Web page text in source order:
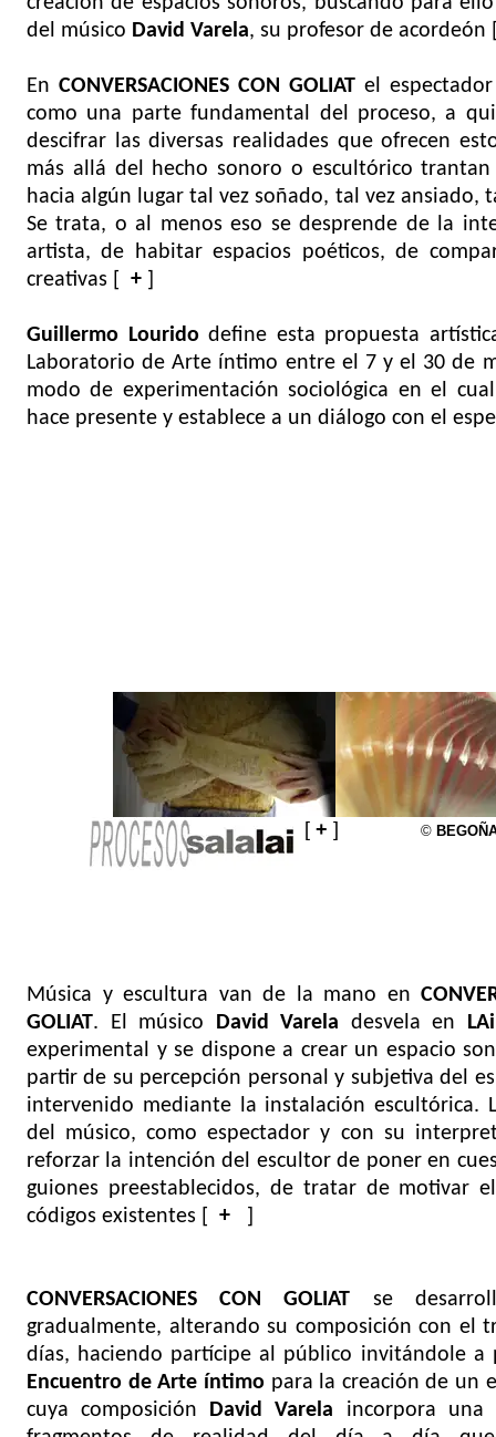
del músico David Varela, su profesor de
En CONVERSACIONES CON GOLIAT el
como una parte fundamental del proceso, a
descifrar las diversas realidades que ofrecen
más allá del hecho sonoro o escultórico
hacia algún lugar tal vez soñado, tal vez ansiado,
Se trata, o al menos eso se desprende de la
artista, de habitar espacios poéticos, de
creativas [
+
Guillermo Louridodefine esta propuesta
Laboratorio de Arte íntimo entre el 7 y el 30 de
modo de experimentación sociológica en el
hace presente y establece a un diálogo con el
[ + ] ©
Música y escultura van de la mano en
GOLIAT. El músico David Varela desvela en LAi
experimental y se dispone a crear un espacio
partir de su percepción personal y subjetiva del
intervenido mediante la instalación escultórica.
del músico, como espectador y con su
reforzar la intención del escultor de poner en
guiones preestablecidos, de tratar de motivar
códigos existentes [
+
CONVERSACIONES CON GOLIAT se
gradualmente, alterando su composición con el
días, haciendo partícipe al público invitándole a
Encuentro de Arte íntimopara la creación de un
cuya composición David Varela incorpora una